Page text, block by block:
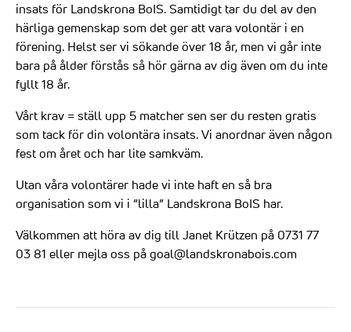
insats för Landskrona BoIS. Samtidigt tar du del av den
härliga gemenskap som det ger att vara volontär i en
förening. Helst ser vi sökande över 18 år, men vi går inte
bara på ålder förstås så hör gärna av dig även om du inte
fyllt 18 år.
Vårt krav = ställ upp 5 matcher sen ser du resten gratis
som tack för din volontära insats. Vi anordnar även någon
fest om året och har lite samkväm.
Utan våra volontärer hade vi inte haft en så bra
organisation som vi i ”lilla” Landskrona BoIS har.
Välkommen att höra av dig till Janet Krützen på 0731 77
03 81 eller mejla oss på goal@landskronabois.com